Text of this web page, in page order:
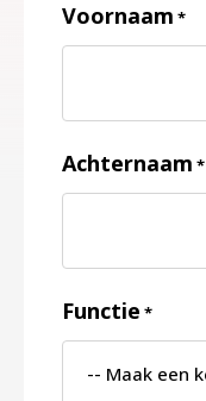
Voornaam *
Achternaam *
Functie *